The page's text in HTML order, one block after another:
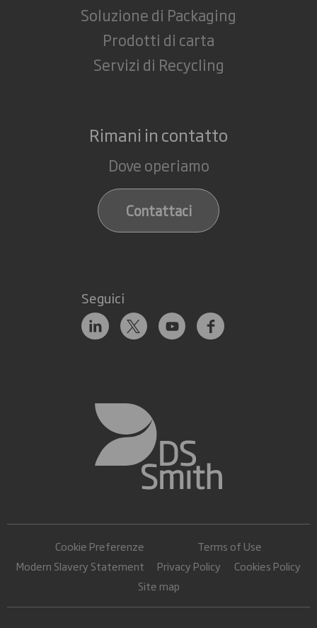
Soluzione di Packaging
Prodotti di carta
Servizi di Recycling
Rimani in contatto
Dove operiamo
Contattaci
Seguici
Cookie Preferenze
Terms of Use
Modern Slavery Statement
Privacy Policy
Cookies Policy
Site map